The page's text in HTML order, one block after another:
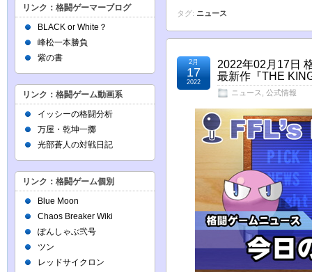
タグ: ニュース
2022年02月17日
最新作『THE
ニュース 公式情報
2月
17
2022
リンク：格闘ゲーマーブログ
BLACK or White？
峰松一本勝負
紫の書
リンク：格闘ゲーム動画系
イッシーの格闘分析
万屋・乾坤一擲
光部蒼人の対戦日記
リンク：格闘ゲーム個別
Blue Moon
Chaos Breaker Wiki
ぽんしゃぶ弐号
ツン
レッドサイクロン